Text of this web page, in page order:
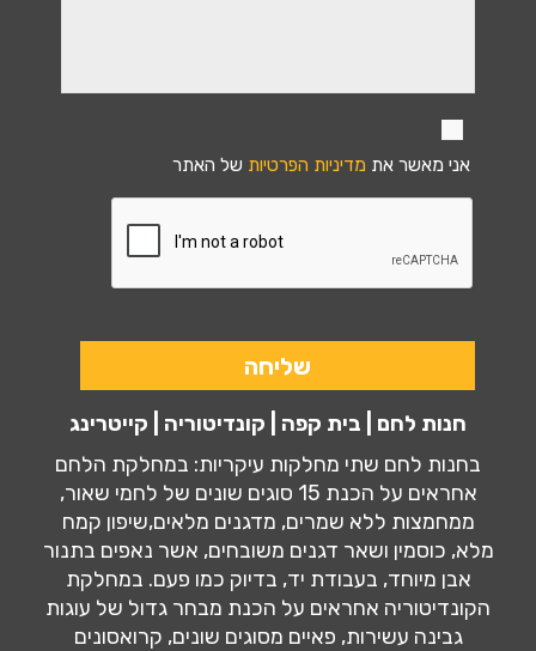
אני מאשר את מדיניות הפרטיות של האתר
חנות לחם | בית קפה | קונדיטוריה | קייטרינג
בחנות לחם שתי מחלקות עיקריות: במחלקת הלחם
אחראים על הכנת 15 סוגים שונים של לחמי שאור,
ממחמצות ללא שמרים, מדגנים מלאים,שיפון קמח
מלא, כוסמין ושאר דגנים משובחים, אשר נאפים בתנור
אבן מיוחד, בעבודת יד, בדיוק כמו פעם. במחלקת
הקונדיטוריה אחראים על הכנת מבחר גדול של עוגות
גבינה עשירות, פאיים מסוגים שונים, קרואסונים